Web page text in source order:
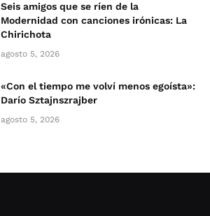
Seis amigos que se ríen de la
Modernidad con canciones irónicas: La
Chirichota
agosto 5, 2026
«Con el tiempo me volví menos egoísta»:
Darío Sztajnszrajber
agosto 5, 2026